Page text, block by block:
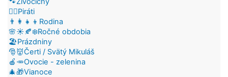
🏴‍☠️Piráti
👨‍👩‍👧‍👦Rodina
🌸☀️🍂❄️Ročné obdobia
🏖️Prázdniny
🎅👹Čerti / Svätý Mikuláš
🍎🥕Ovocie - zelenina
🎄🎁Vianoce